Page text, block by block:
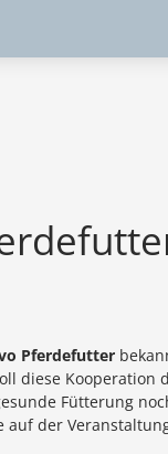
Pferdefutter
diese Kooperation
Fütterung
auf der